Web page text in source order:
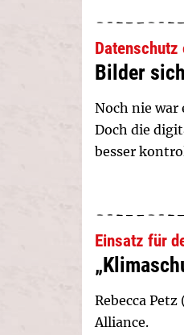
Datenschutz
Bilder
Noch nie war
Doch die
besser
Einsatz für
Rebecca
Alliance.